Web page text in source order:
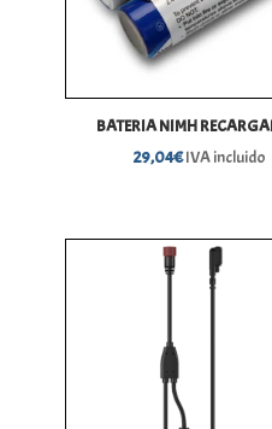
BATERIA NIMH
29,04€IVA incluido